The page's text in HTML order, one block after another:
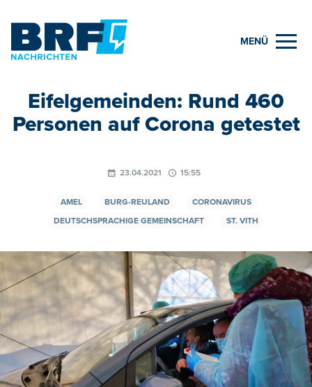
MENÜ
Eifelgemeinden: Rund 460
Personen auf Corona getestet
23.04.2021 15:55
AMEL BURG-REULAND
CORONAVIRUS
DEUTSCHSPRACHIGE GEMEINSCHAFT
ST. VITH